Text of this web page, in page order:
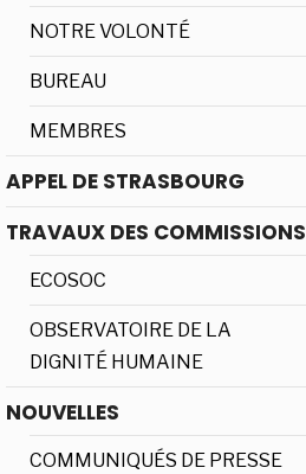
NOTRE VOLONTÉ
BUREAU
MEMBRES
APPEL DE STRASBOURG
TRAVAUX DES COMMISSIONS
ECOSOC
OBSERVATOIRE DE LA
DIGNITÉ HUMAINE
NOUVELLES
COMMUNIQUÉS DE PRESSE